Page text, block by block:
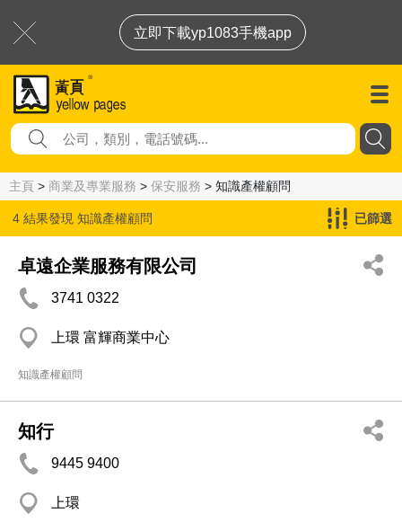
立即下載yp1083手機app
主頁 > 商業及專業服務 > 保安服務 > 知識產權顧問
4 結果發現 知識產權顧問 已篩選
卓遠企業服務有限公司
3741 0322
上環 富輝商業中心
知識產權顧問
知行
9445 9400
上環